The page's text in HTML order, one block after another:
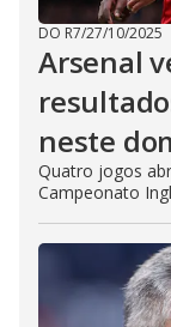
DO R7/27/10/2025
Arsenal
neste
Quatro jogos
Campeonato